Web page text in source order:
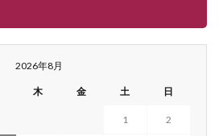
2026年8月
木 金 土 日
1 2